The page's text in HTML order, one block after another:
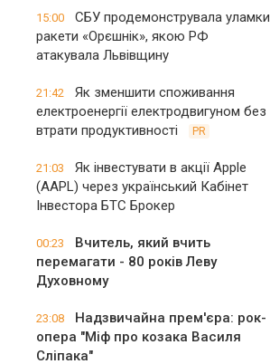
15:00
СБУ продемонструвала уламки
ракети «Орєшнік», якою РФ
атакувала Львівщину
21:42
Як зменшити споживання
електроенергії електродвигуном без
втрати продуктивності
PR
21:03
Як інвестувати в акції Apple
(AAPL) через український Кабінет
Інвестора БТС Брокер
00:23
Вчитель, який вчить
перемагати - 80 років Леву
Духовному
23:08
Надзвичайна прем'єра: рок-
опера "Міф про козака Василя
Сліпака"